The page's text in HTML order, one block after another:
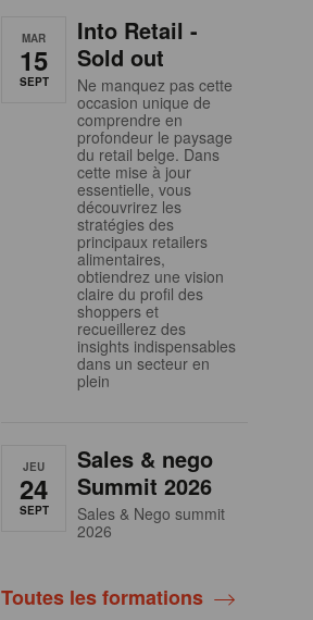
MAR
15
SEPT
Into Retail -
Sold out
Ne manquez pas cette
occasion unique de
comprendre en
profondeur le paysage
du retail belge. Dans
cette mise à jour
essentielle, vous
découvrirez les
stratégies des
principaux retailers
alimentaires,
obtiendrez une vision
claire du profil des
shoppers et
recueillerez des
insights indispensables
dans un secteur en
plein
JEU
24
SEPT
Sales & nego
Summit 2026
Sales & Nego summit
2026
Toutes les formations